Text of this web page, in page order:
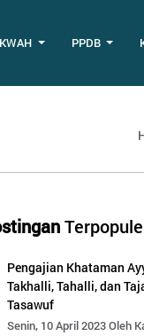
PPDB
Pengajian Khataman
Takhalli, Tahalli, dan
Tasawuf
Senin, 10 April 2023 Oleh